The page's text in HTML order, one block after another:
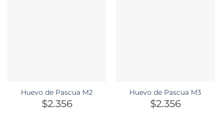
Huevo de Pascua M2
$2.356
Huevo de Pascua M3
$2.356